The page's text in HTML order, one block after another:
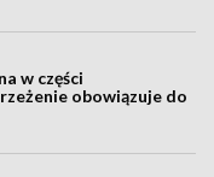
w części
obowiązuje do